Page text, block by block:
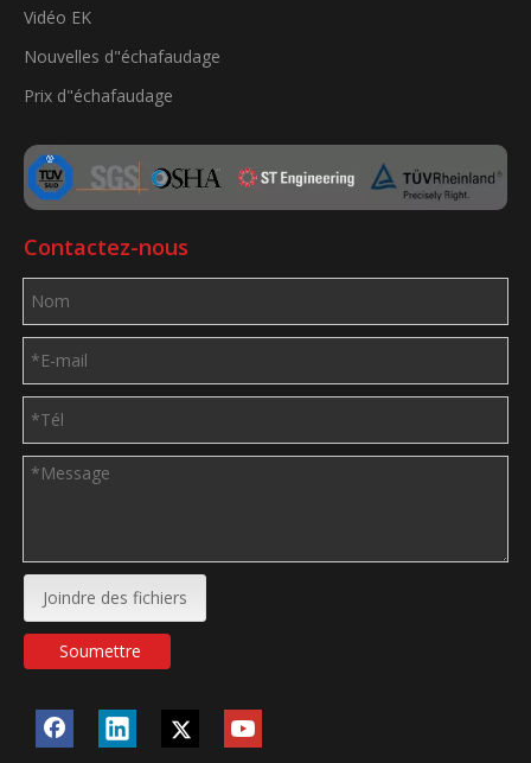
Vidéo EK
Nouvelles d"échafaudage
Prix ​​d"échafaudage
Contactez-nous
Joindre des fichiers
Soumettre